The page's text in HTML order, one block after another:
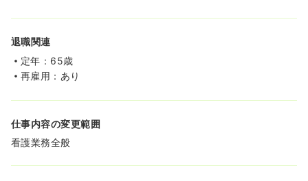
退職関連
定年：65歳
再雇用：あり
仕事内容の変更範囲
看護業務全般